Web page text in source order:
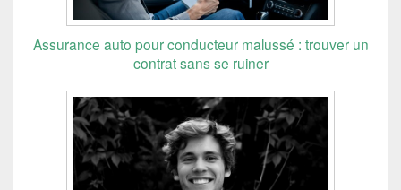
Assurance auto pour conducteur malussé : trouver un
contrat sans se ruiner